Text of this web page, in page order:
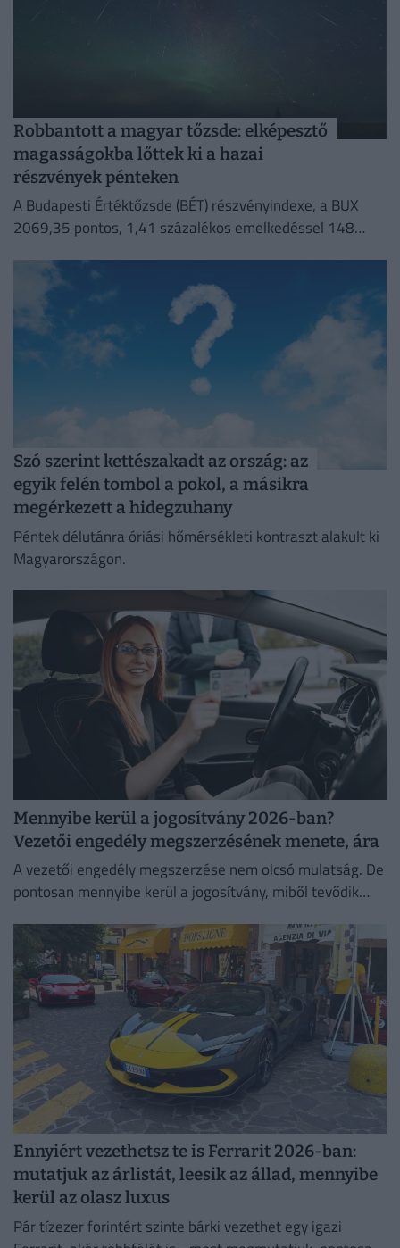
Robbantott a magyar tőzsde: elképesztő
magasságokba lőttek ki a hazai
részvények pénteken
A Budapesti Értéktőzsde (BÉT) részvényindexe, a BUX
2069,35 pontos, 1,41 százalékos emelkedéssel 148
Szó szerint kettészakadt az ország: az
egyik felén tombol a pokol, a másikra
megérkezett a hidegzuhany
Péntek délutánra óriási hőmérsékleti kontraszt alakult ki
Magyarországon.
Mennyibe kerül a jogosítvány 2026-ban?
Vezetői engedély megszerzésének menete, ára
A vezetői engedély megszerzése nem olcsó mulatság. De
pontosan mennyibe kerül a jogosítvány, miből tevődik
Mutatjuk!
Ennyiért vezethetsz te is Ferrarit 2026-ban:
mutatjuk az árlistát, leesik az állad, mennyibe
kerül az olasz luxus
Pár tízezer forintért szinte bárki vezethet egy igazi